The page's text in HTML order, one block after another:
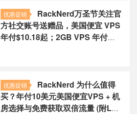
优惠促销
RackNerd万圣节关注官
方社交账号送赠品，美国便宜 VPS
年付$10.18起；2GB VPS 年付
优惠促销
RackNerd 为什么值得
买？年付10美元美国便宜VPS + 机
房选择与免费获取双倍流量 (附LET